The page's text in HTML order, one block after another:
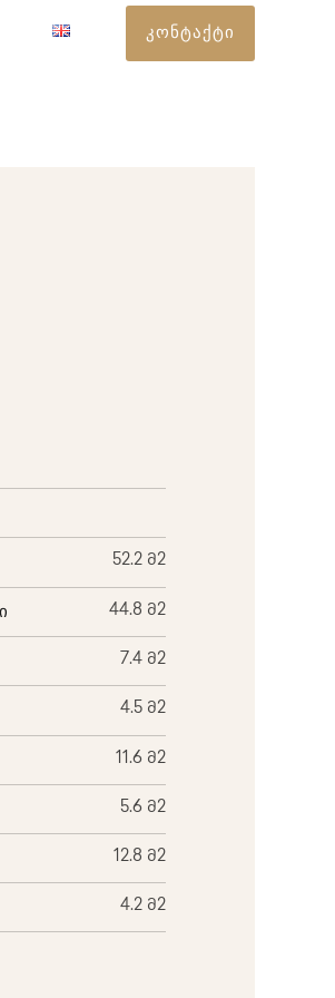
კონტაქტი
52.2 მ2
44.8 მ2
7.4 მ2
4.5 მ2
11.6 მ2
5.6 მ2
12.8 მ2
4.2 მ2